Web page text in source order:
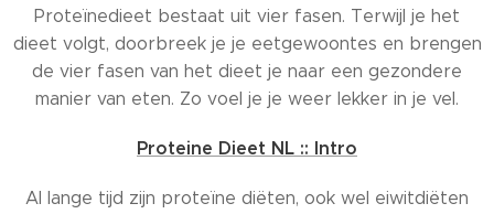
Proteïnedieet bestaat uit vier fasen. Terwijl je het
dieet volgt, doorbreek je je eetgewoontes en brengen
de vier fasen van het dieet je naar een gezondere
manier van eten. Zo voel je je weer lekker in je vel.
Proteine Dieet NL :: Intro
Al lange tijd zijn proteïne diëten, ook wel eiwitdiëten